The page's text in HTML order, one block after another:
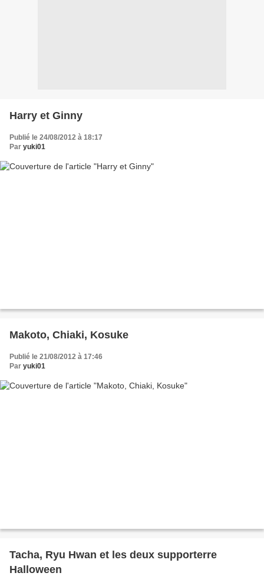
Harry et Ginny
Publié le 24/08/2012 à 18:17
Par yuki01
Makoto, Chiaki, Kosuke
Publié le 21/08/2012 à 17:46
Par yuki01
Tacha, Ryu Hwan et les deux supporterre
Halloween